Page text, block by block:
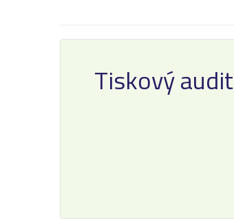
Tiskový audit